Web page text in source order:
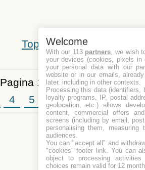
Top
Pagina 1 di 8
4 5 6 7 8 »
Welcome
With our 113 partners , we wish
your devices (cookies, pixels
your personal data with our
website or in our emails,
later, including in other contexts.
Processing this data (identifiers,
loyalty programs, IP, postal
geolocation, etc.) allows
content, commercial offers
screens (including by email,
personalising them, measuring
audiences.
You can "accept all" and
"cookies" footer link . You can
object to processing
choices remain valid for 12